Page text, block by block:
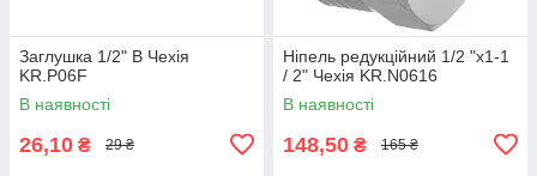
Заглушка 1/2" В Чехія
KR.P06F
В наявності
26,10 ₴ 29 ₴
Ніпель редукційний 1/2 "x1-1
/ 2" Чехія KR.N0616
В наявності
148,50 ₴ 165 ₴